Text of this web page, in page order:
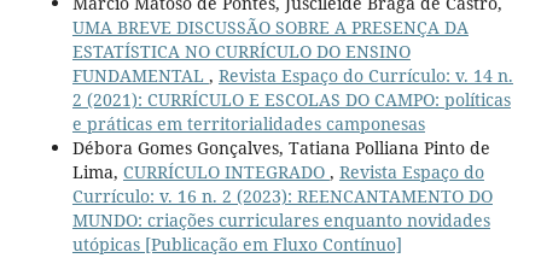
UMA BREVE DISCUSSÃO SOBRE A PRESENÇA DA
ESTATÍSTICA NO CURRÍCULO DO ENSINO
FUNDAMENTAL , Revista Espaço do Currículo: v. 14 n.
2 (2021): CURRÍCULO E ESCOLAS DO CAMPO: políticas
e práticas em territorialidades camponesas
Débora Gomes Gonçalves, Tatiana Polliana Pinto de
Lima, CURRÍCULO INTEGRADO , Revista Espaço do
Currículo: v. 16 n. 2 (2023): REENCANTAMENTO DO
MUNDO: criações curriculares enquanto novidades
utópicas [Publicação em Fluxo Contínuo]